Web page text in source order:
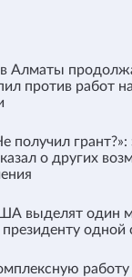
Алматы
против работ
получил
о других
выделят один
одной
работу